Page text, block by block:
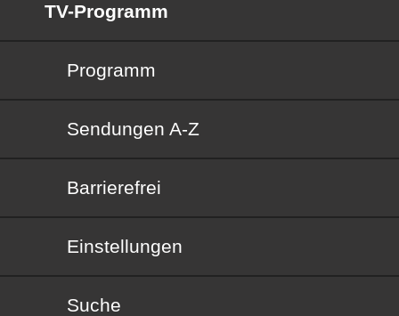
TV-Programm
Programm
Sendungen von A bis Z
Sendungen A-Z
Barrierefrei
Barrierefrei
Einstellungen
Suche